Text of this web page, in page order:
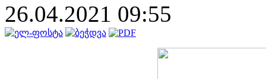
26.04.2021 09:55